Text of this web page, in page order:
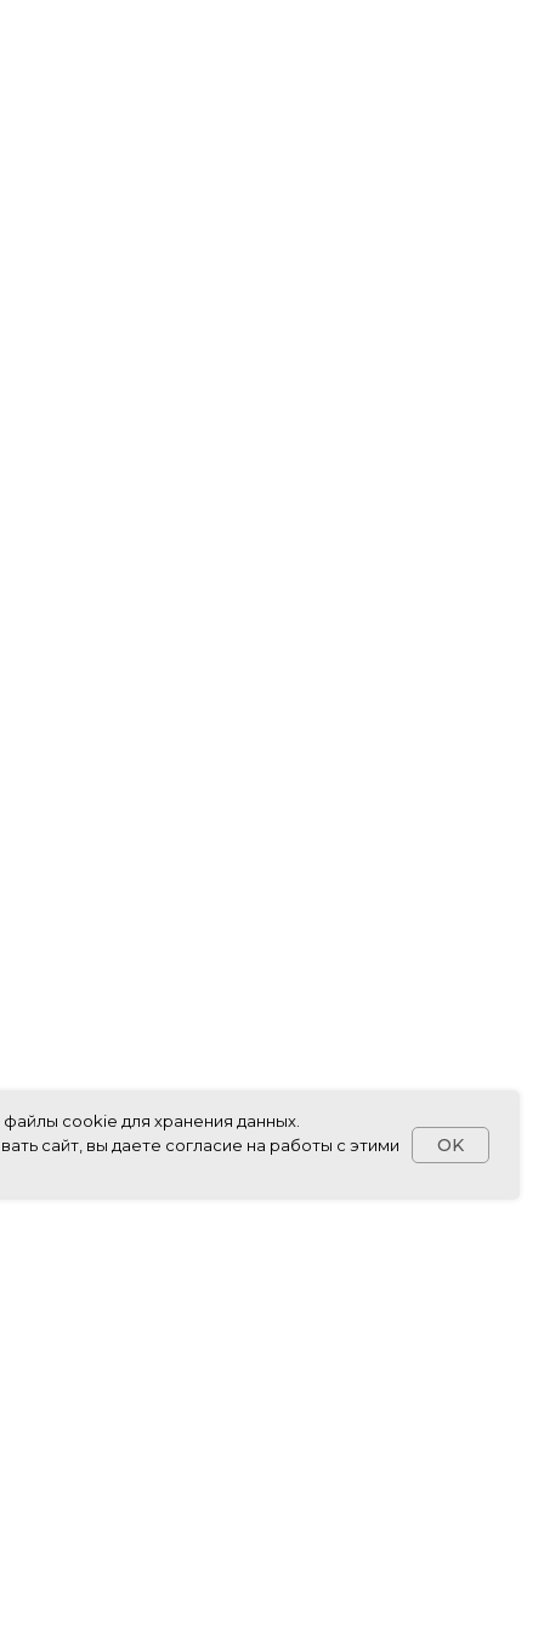
файлы cookie для хранения данных.
сайт, вы даете согласие на работы с этими
OK